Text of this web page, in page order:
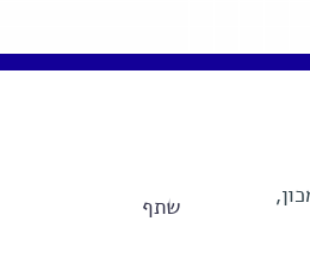
שתף
של המכון,